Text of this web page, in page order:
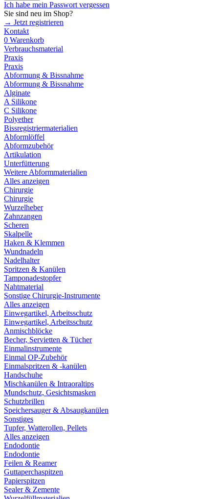
Ich habe mein Passwort vergessen
Sie sind neu im Shop?
→ Jetzt registrieren
Kontakt
0 Warenkorb
Verbrauchsmaterial
Praxis
Praxis
Abformung & Bissnahme
Abformung & Bissnahme
Alginate
A Silikone
C Silikone
Polyether
Bissregistriermaterialien
Abformlöffel
Abformzubehör
Artikulation
Unterfütterung
Weitere Abformmaterialien
Alles anzeigen
Chirurgie
Chirurgie
Wurzelheber
Zahnzangen
Scheren
Skalpelle
Haken & Klemmen
Wundnadeln
Nadelhalter
Spritzen & Kanülen
Tamponadestopfer
Nahtmaterial
Sonstige Chirurgie-Instrumente
Alles anzeigen
Einwegartikel, Arbeitsschutz
Einwegartikel, Arbeitsschutz
Anmischblöcke
Becher, Servietten & Tücher
Einmalinstrumente
Einmal OP-Zubehör
Einmalspritzen & -kanülen
Handschuhe
Mischkanülen & Intraoraltips
Mundschutz, Gesichtsmasken
Schutzbrillen
Speichersauger & Absaugkanülen
Sonstiges
Tupfer, Watterollen, Pellets
Alles anzeigen
Endodontie
Endodontie
Feilen & Reamer
Guttaperchaspitzen
Papierspitzen
Sealer & Zemente